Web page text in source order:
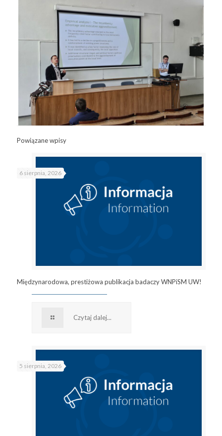
Powiązane wpisy
6 sierpnia, 2026
Międzynarodowa, prestiżowa publikacja badaczy WNPiSM UW!
Czytaj dalej...
5 sierpnia, 2026